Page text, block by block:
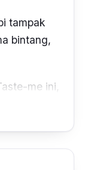
tampak
bintang,
me ini,
kerana
ikan &